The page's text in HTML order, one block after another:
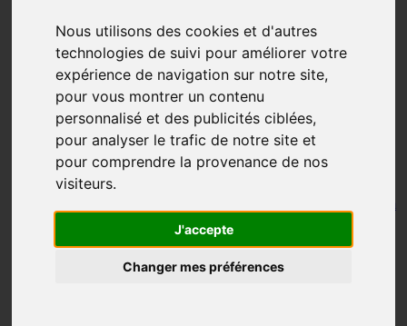
Nous utilisons des cookies et d'autres
technologies de suivi pour améliorer votre
expérience de navigation sur notre site,
pour vous montrer un contenu
personnalisé et des publicités ciblées,
pour analyser le trafic de notre site et
pour comprendre la provenance de nos
visiteurs.
J'accepte
Changer mes préférences
KNIT RED Aiguilles Circulaires Fixes
KNIT RED Aiguilles Circulaires Fixes
23 cm
30 cm
Câbles
TWIST SWIV360 SILVER Cables
TWIST RED Câbles
SPIN NYLON Câbles
TWIST X-FLEX BLUE Câbles
QUADS Pointes-QUADS Pointes
TWIST Pointes
TWIST Pointes 13 cm
TWIST Pointes COURTES 10 cm